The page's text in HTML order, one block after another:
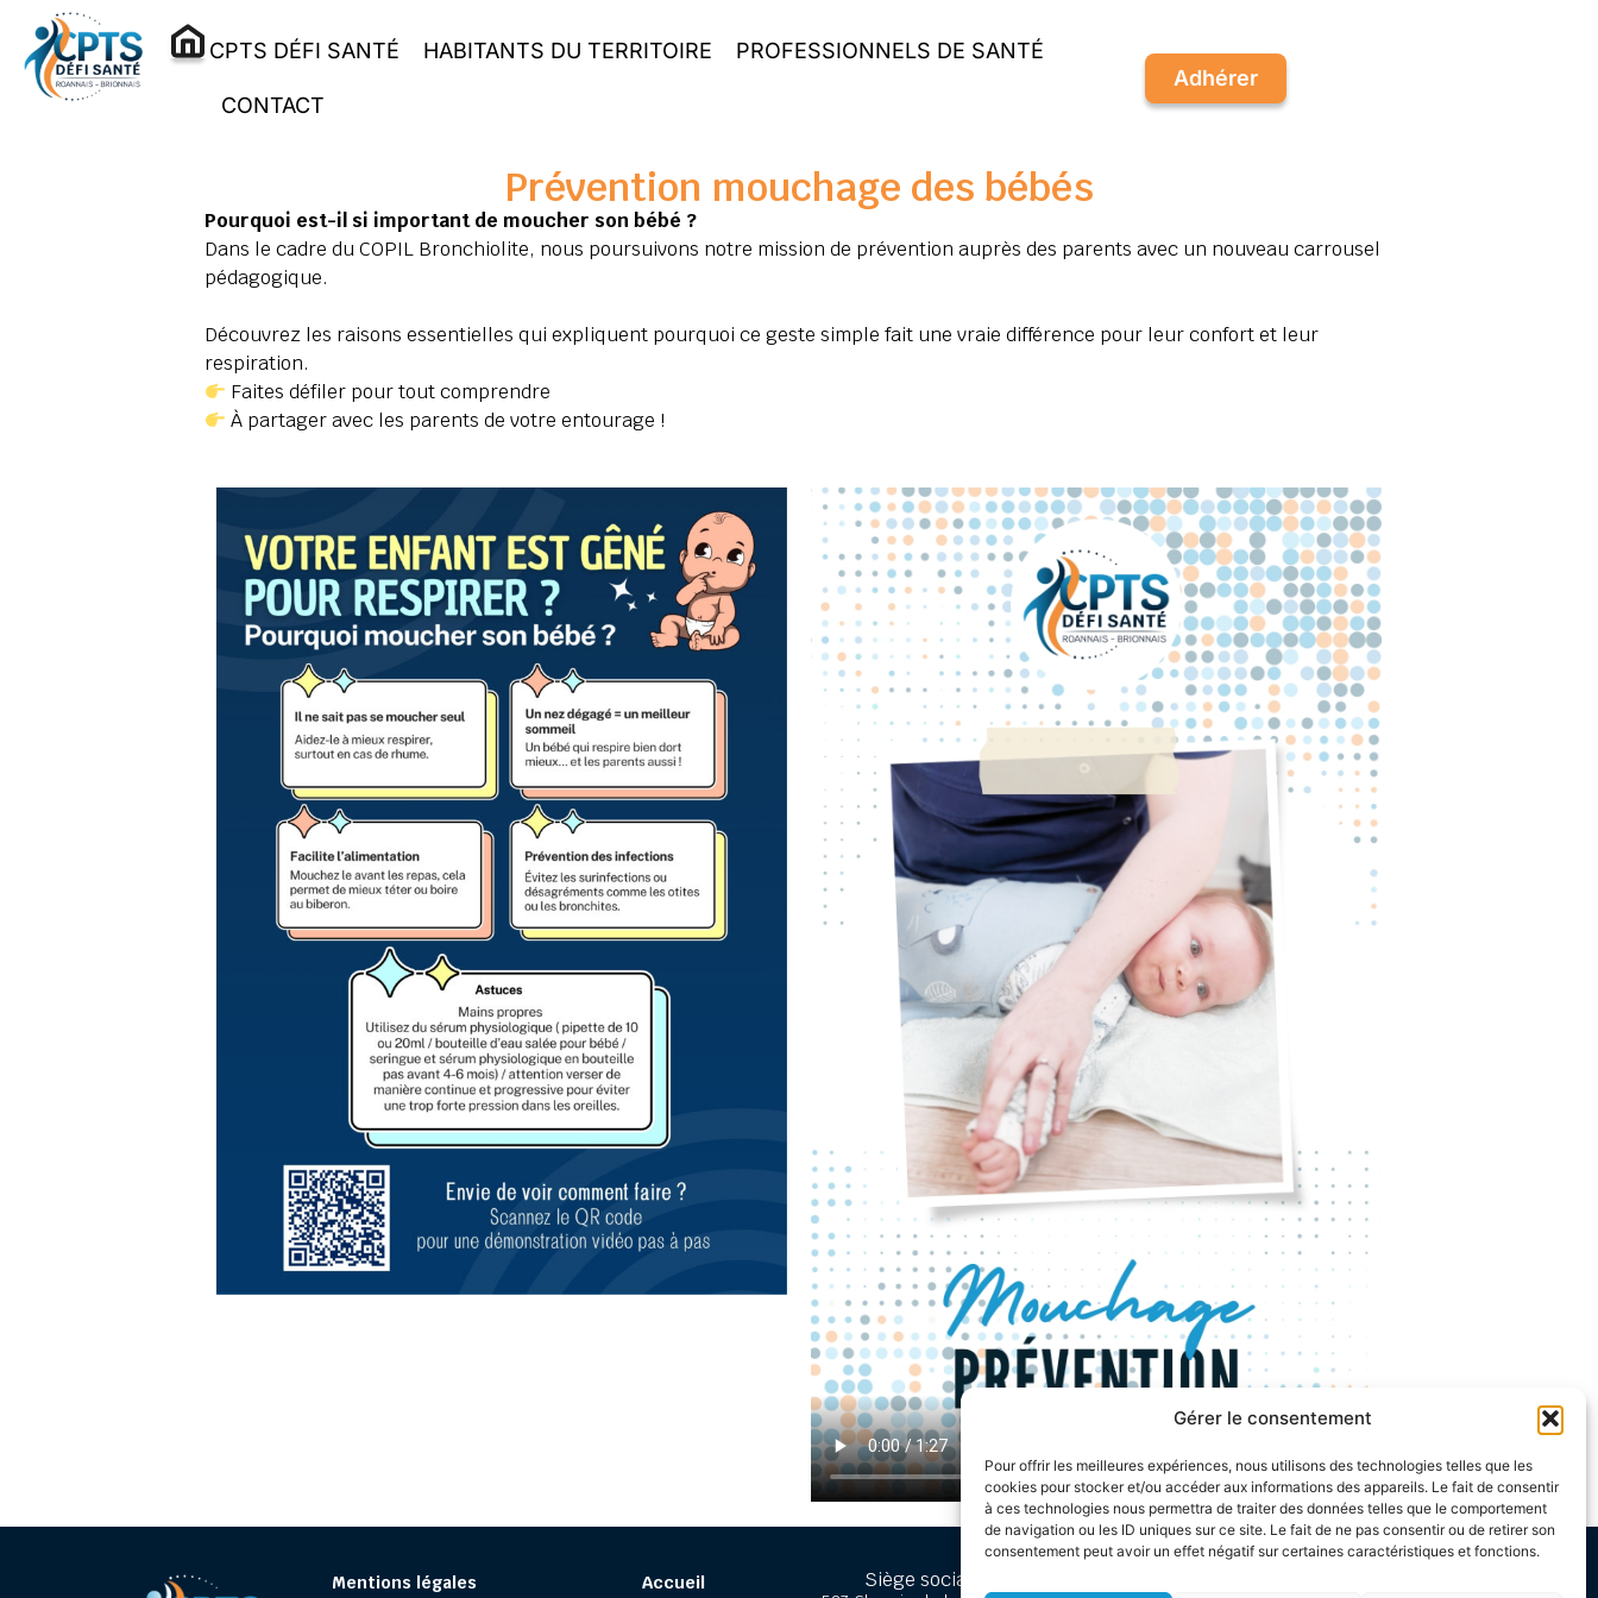
Gérer le consentement
Pour offrir les meilleures expériences, nous utilisons des technologies telles que les
cookies pour stocker et/ou accéder aux informations des appareils. Le fait de consentir
à ces technologies nous permettra de traiter des données telles que le comportement
de navigation ou les ID uniques sur ce site. Le fait de ne pas consentir ou de retirer son
consentement peut avoir un effet négatif sur certaines caractéristiques et fonctions.
CPTS DÉFI SANTÉ HABITANTS DU TERRITOIRE PROFESSIONNELS DE SANTÉ
CONTACT
Adhérer
Prévention mouchage des bébés
Pourquoi est-il si important de moucher son bébé ?
Dans le cadre du COPIL Bronchiolite, nous poursuivons notre mission de prévention auprès des parents avec un nouveau carrousel
pédagogique.
Découvrez les raisons essentielles qui expliquent pourquoi ce geste simple fait une vraie différence pour leur confort et leur
respiration.
Faites défiler pour tout comprendre
À partager avec les parents de votre entourage !
Mentions légales
Accueil
Siège social